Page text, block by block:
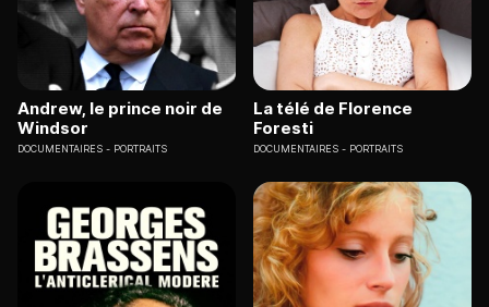
Andrew, le prince noir de
Windsor
DOCUMENTAIRES PORTRAITS
La télé de Florence
Foresti
DOCUMENTAIRES PORTRAITS